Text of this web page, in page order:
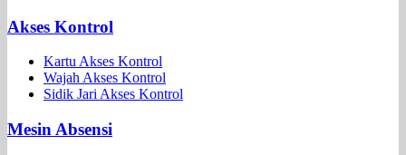
Akses Kontrol
Kartu Akses Kontrol
Wajah Akses Kontrol
Sidik Jari Akses Kontrol
Mesin Absensi